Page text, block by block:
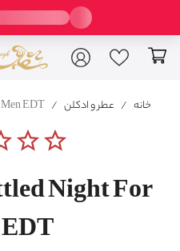
خانه / عطر و ادکلن /
star_borderstar_border
Night For